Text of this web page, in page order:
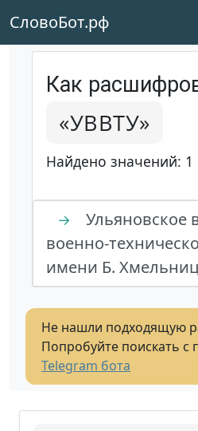
СловоБот.рф
Как
«УВВТУ»
Найдено значений: 1
→
Ульяновское
военно-
имени Б.
Не нашли подходящую
Попробуйте поискать
Telegram бота